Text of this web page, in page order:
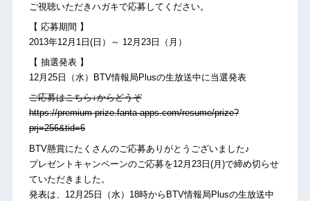
ご視聴いただきハガキで応募してください。
【 応募期間 】
2013年12月1日(日）～ 12月23日（月）
【 抽選発表 】
12月25日（水）BTV情報局Plusの生放送中に当選発表
ご応募はこちら↓からどうぞ
https://premium-prize.fanta-apps.com/resume/prize?
prj=256&tid=6
BTV懸賞にたくさんのご応募ありがとうございました♪
プレゼントキャンペーンのご応募を12月23日(月)で締め切らせ
ていただきました。
発表は、12月25日（水）18時からBTV情報局Plusの生放送中